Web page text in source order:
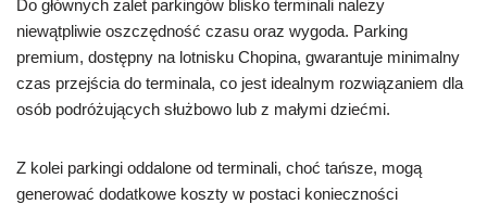
Do głównych zalet parkingów blisko terminali należy
niewątpliwie oszczędność czasu oraz wygoda. Parking
premium, dostępny na lotnisku Chopina, gwarantuje minimalny
czas przejścia do terminala, co jest idealnym rozwiązaniem dla
osób podróżujących służbowo lub z małymi dziećmi.
Z kolei parkingi oddalone od terminali, choć tańsze, mogą
generować dodatkowe koszty w postaci konieczności